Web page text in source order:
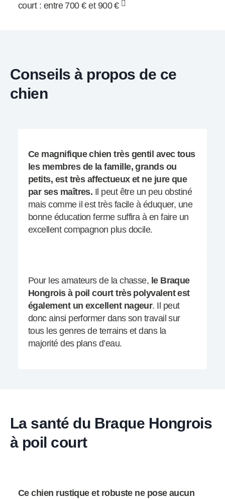
court : entre 700 € et 900 €
Conseils à propos de ce
chien
Ce magnifique chien très gentil avec tous
les membres de la famille, grands ou
petits, est très affectueux et ne jure que
par ses maîtres. Il peut être un peu obstiné
mais comme il est très facile à éduquer, une
bonne éducation ferme suffira à en faire un
excellent compagnon plus docile.
Pour les amateurs de la chasse, le Braque
Hongrois à poil court très polyvalent est
également un excellent nageur. Il peut
donc ainsi performer dans son travail sur
tous les genres de terrains et dans la
majorité des plans d’eau.
La santé du Braque Hongrois
à poil court
Ce chien rustique et robuste ne pose aucun